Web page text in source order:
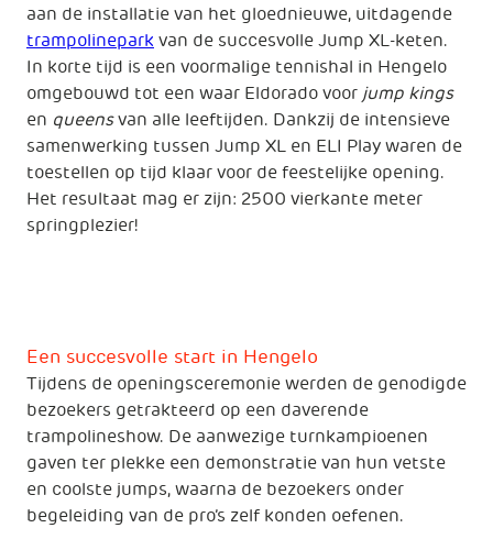
aan de installatie van het gloednieuwe, uitdagende
trampolinepark van de succesvolle Jump XL-keten.
In korte tijd is een voormalige tennishal in Hengelo
omgebouwd tot een waar Eldorado voor jump kings
en queensvan alle leeftijden. Dankzij de intensieve
samenwerking tussen Jump XL en ELI Play waren de
toestellen op tijd klaar voor de feestelijke opening.
Het resultaat mag er zijn: 2500 vierkante meter
springplezier!
Een succesvolle start in Hengelo
Tijdens de openingsceremonie werden de genodigde
bezoekers getrakteerd op een daverende
trampolineshow. De aanwezige turnkampioenen
gaven ter plekke een demonstratie van hun vetste
en coolste jumps, waarna de bezoekers onder
begeleiding van de pro’s zelf konden oefenen.